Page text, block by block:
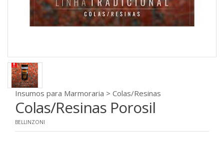
Insumos para Marmoraria > Colas/Resinas
Colas/Resinas Porosil
BELLINZONI